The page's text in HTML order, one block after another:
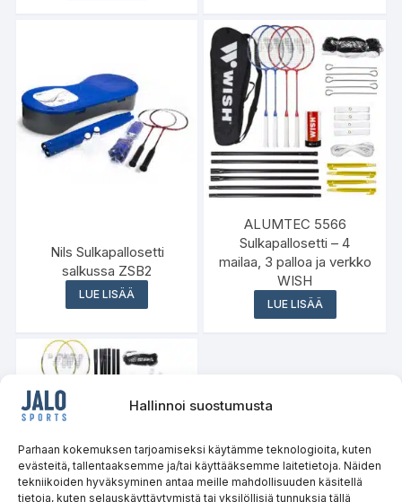
Hallinnoi suostumusta
Parhaan kokemuksen tarjoamiseksi käytämme teknologioita, kuten
evästeitä, tallentaaksemme ja/tai käyttääksemme laitetietoja. Näiden
tekniikoiden hyväksyminen antaa meille mahdollisuuden käsitellä
tietoja, kuten selauskäyttäytymistä tai yksilöllisiä tunnuksia tällä
Nils Sulkapallosetti
salkussa ZSB2
LUE LISÄÄ
ALUMTEC 5566
Sulkapallosetti – 4
mailaa, 3 palloa ja verkko
WISH
LUE LISÄÄ